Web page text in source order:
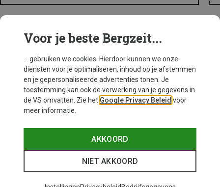
Voor je beste Bergzeit...
... gebruiken we cookies. Hierdoor kunnen we onze
diensten voor je optimaliseren, inhoud op je afstemmen
en je gepersonaliseerde advertenties tonen. Je
toestemming kan ook de verwerking van je gegevens in
de VS omvatten. Zie het Google Privacy Beleid voor
meer informatie.
AKKOORD
NIET AKKOORD